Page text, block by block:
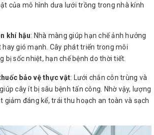
của mô hình dưa lưới trồng trong nhà kính
khí hậu: Nhà màng giúp hạn chế ảnh hưởng
gió mạnh. Cây phát triển trong môi
bị sốc nhiệt, hạn chế bệnh do thời tiết.
bảo vệ thực vật: Lưới chắn côn trùng và
cây ít bị sâu bệnh tấn công. Nhờ vậy, lượng
giảm đáng kể, trái thu hoạch an toàn và sạch